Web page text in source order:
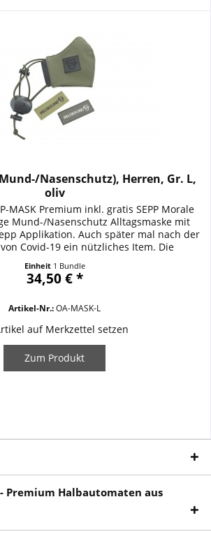
Nasenschutz), Herren, Gr. L,
oliv
MASK Premium inkl. gratis SEPP Morale
Mund-/Nasenschutz Alltagsmaske mit
Applikation. Auch später mal nach der
Covid-19 ein nützliches Item. Die
und erstklassige Qualität. Sie
doppelten Schicht DURASTRETCH...
Einheit 1 Bundle
34,50 € *
Artikel-Nr.:OA-MASK-L
auf Merkzettel setzen
Zum Produkt
- Premium Halbautomaten aus